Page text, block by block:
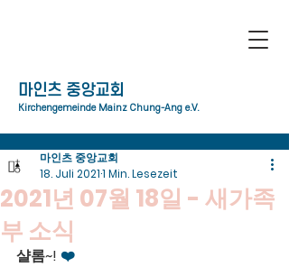
​마인츠 중앙교회
Kirchengemeinde Mainz Chung-Ang e.V.
2021년 07월 18일 - 새가족
부 소식
마인츠 중앙교회
18. Juli 20211 Min. Lesezeit
샬롬~! ❤️